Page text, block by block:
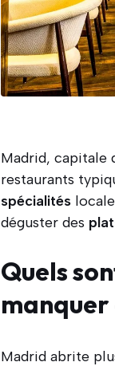
Madrid, capitale
restaurants
spécialités
déguster des
Quels
Madrid abrite